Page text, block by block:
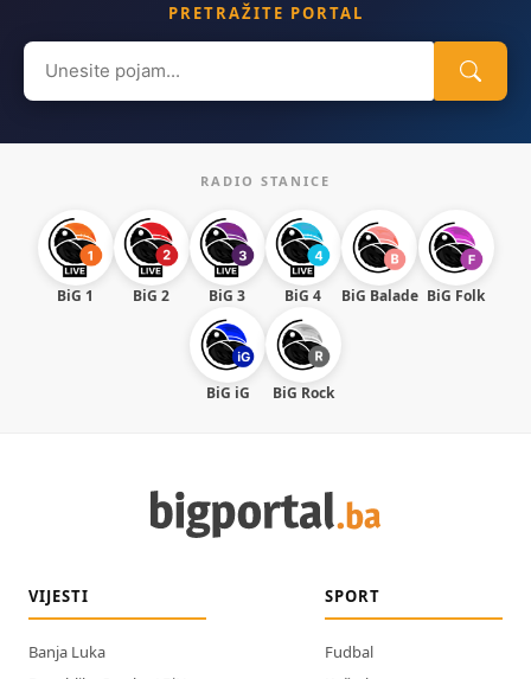
PRETRAŽITE PORTAL
Search
for:
RADIO STANICE
BiG 1 BiG 2 BiG 3 BiG 4 BiG Balade BiG Folk
BiG iG BiG Rock
VIJESTI
Banja Luka
SPORT
Fudbal